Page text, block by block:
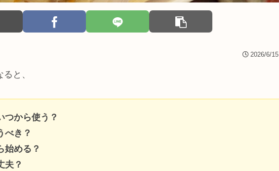
2026/6/15
と、
つから使う？
べき？
始める？
夫？